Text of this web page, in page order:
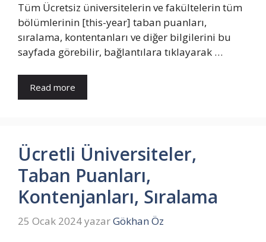
Tüm Ücretsiz üniversitelerin ve fakültelerin tüm
bölümlerinin [this-year] taban puanları,
sıralama, kontentanları ve diğer bilgilerini bu
sayfada görebilir, bağlantılara tıklayarak …
Read more
Ücretli Üniversiteler,
Taban Puanları,
Kontenjanları, Sıralama
25 Ocak 2024yazarGökhan Öz